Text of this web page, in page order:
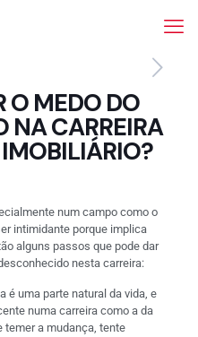
O MEDO DO
NA CARREIRA
num campo como o
intimidante porque implica
alguns passos que pode dar
nesta carreira:
é uma parte natural da vida, e
numa carreira como a da
temer a mudança, tente